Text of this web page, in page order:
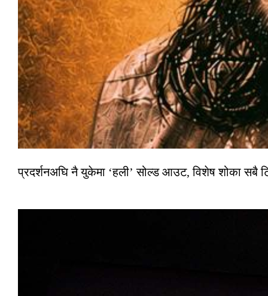
प्रदर्शनअघि नै युकेमा ‘हली’ सोल्ड आउट, विशेष शोका सबै